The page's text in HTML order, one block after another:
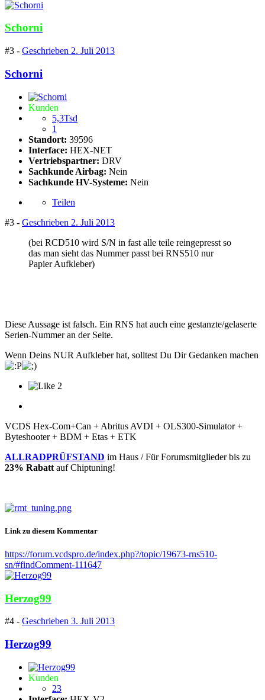
Schorni
#3 - Geschrieben 2. Juli 2013
Schorni
Kunden
5,3Tsd
1
Standort: 39596
Interface: HEX-NET
Vertriebspartner: DRV
Sachkunde Airbag: Nein
Sachkunde HV-Systeme: Nein
Teilen
#3 - Geschrieben 2. Juli 2013
(bei RCD510 wird S/N in fast alle teile reingepresst so
das man sieht das Nummer passt bei RNS510 nur
Papier Aufkleber)
Diese Aussage ist falsch. Ein RNS hat auch eine gestanzte/gelaserte
Serien-Nummer an der Seite.
Wenn Deins NUR Aufkleber hat, solltest Du Dir Gedanken machen
2
VCDS Hex-Com+Can + Abritus AVDI + OLS300-Simulator +
Byteshooter + BDM + Etas + ETK
ALLRADPRÜFSTAND im Haus / Für Forumsmitglieder bis zu
23% Rabatt auf Chiptuning!
Link zu diesem Kommentar
https://forum.vcdspro.de/index.php?/topic/19673-rns510-
sn/#findComment-111647
Herzog99
#4 - Geschrieben 3. Juli 2013
Herzog99
Kunden
23